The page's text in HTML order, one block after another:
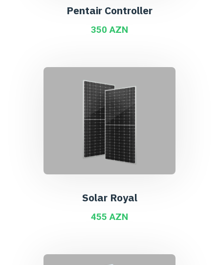
Pentair Controller
350 AZN
Solar Royal
455 AZN